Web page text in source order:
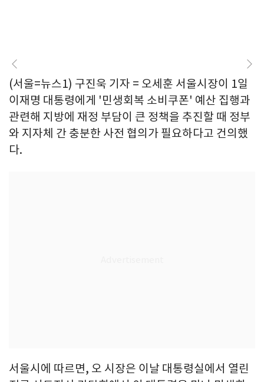
(서울=뉴스1) 구진욱 기자 = 오세훈 서울시장이 1일
이재명 대통령에게 '민생회복 소비쿠폰' 예산 집행과
관련해 지방에 재정 부담이 큰 정책을 추진할 때 정부
와 지자체 간 충분한 사전 협의가 필요하다고 건의했
다.
서울시에 따르면, 오 시장은 이날 대통령실에서 열린